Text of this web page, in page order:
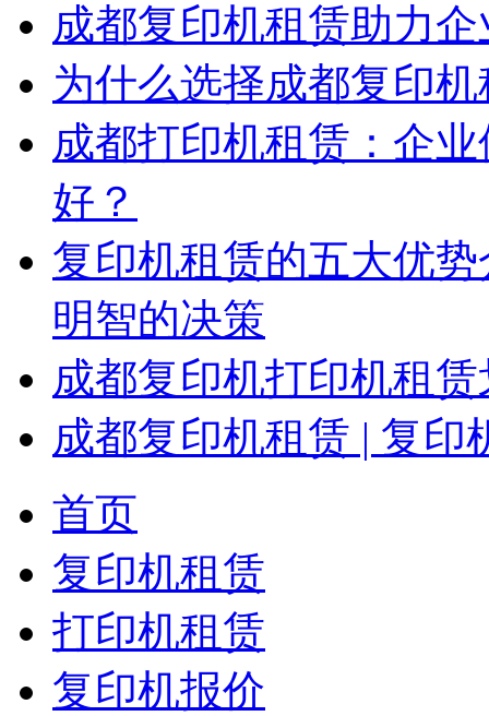
成都复印机租赁助力
为什么选择成都复印
成都打印机租赁：企
好？
复印机租赁的五大优
明智的决策
成都复印机打印机租
成都复印机租赁 | 复印
首页
复印机租赁
打印机租赁
复印机报价